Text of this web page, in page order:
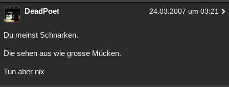
DeadPoet 24.03.2007 um 03:21
Du meinst Schnarken.
Die sehen aus wie grosse Mücken.
Tun aber nix